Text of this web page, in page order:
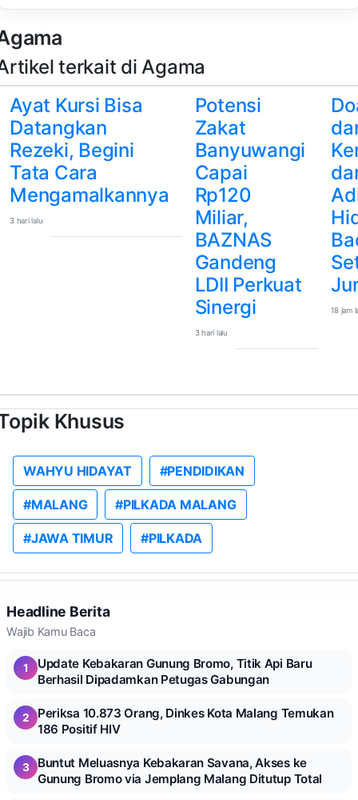
terkait di Agama
Ayat Kursi Bisa
Datangkan
Rezeki, Begini
Tata Cara
Mengamalkannya
3 hari lalu
Potensi
Zakat
Banyuwangi
Capai
Rp120
Miliar,
BAZNAS
Gandeng
LDII Perkuat
Sinergi
3 hari lalu
18 jam
Khusus
WAHYU HIDAYAT #PENDIDIKAN
#MALANG #PILKADA MALANG
#JAWA TIMUR #PILKADA
Headline Berita
Wajib Kamu Baca
1
Update Kebakaran Gunung Bromo, Titik Api Baru
Berhasil Dipadamkan Petugas Gabungan
2
Periksa 10.873 Orang, Dinkes Kota Malang Temukan
186 Positif HIV
3
Buntut Meluasnya Kebakaran Savana, Akses ke
Gunung Bromo via Jemplang Malang Ditutup Total